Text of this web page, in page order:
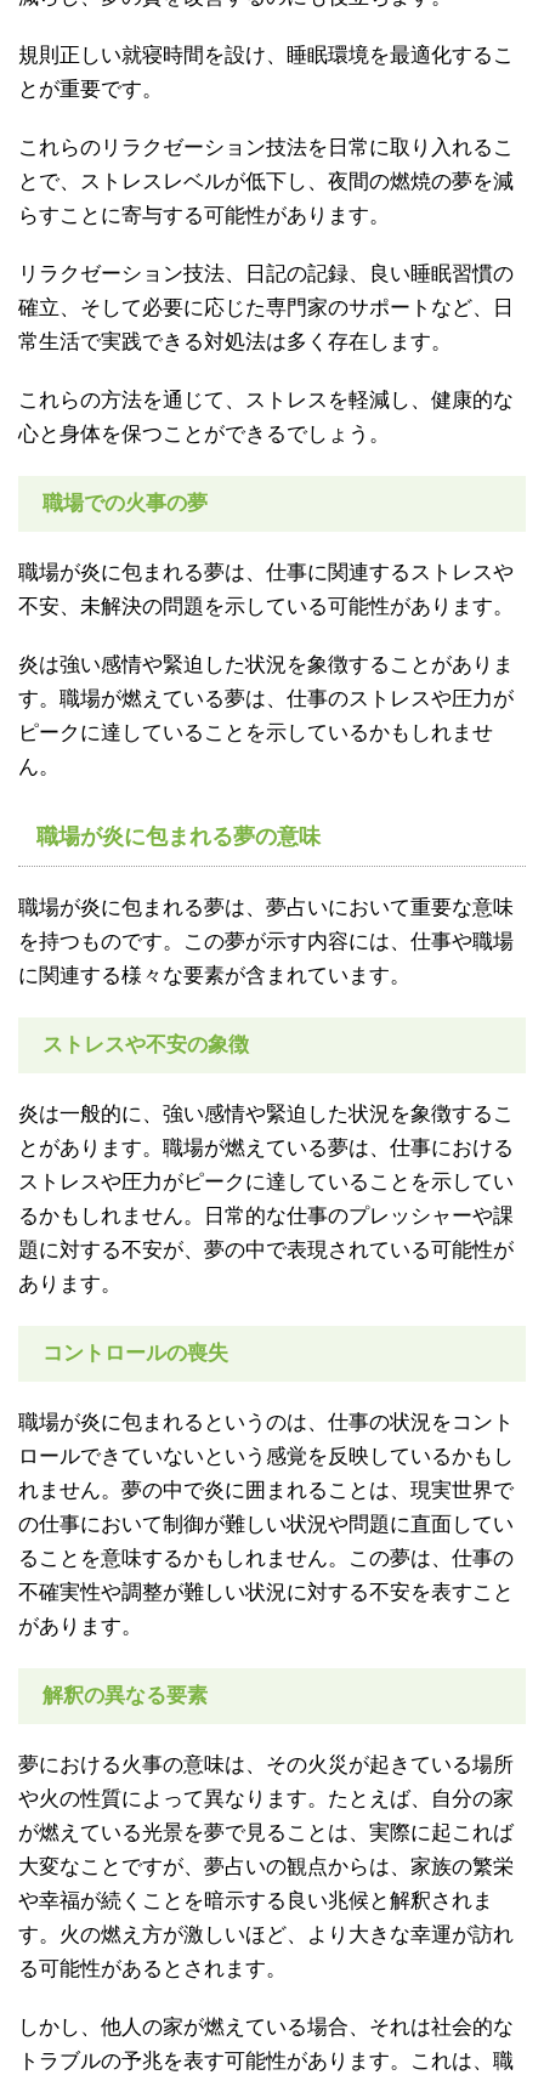
規則正しい就寝時間を設け、睡眠環境を最適化するこ
とが重要です。
これらのリラクゼーション技法を日常に取り入れるこ
とで、ストレスレベルが低下し、夜間の燃焼の夢を減
らすことに寄与する可能性があります。
リラクゼーション技法、日記の記録、良い睡眠習慣の
確立、そして必要に応じた専門家のサポートなど、日
常生活で実践できる対処法は多く存在します。
これらの方法を通じて、ストレスを軽減し、健康的な
心と身体を保つことができるでしょう。
職場での火事の夢
職場が炎に包まれる夢は、仕事に関連するストレスや
不安、未解決の問題を示している可能性があります。
炎は強い感情や緊迫した状況を象徴することがありま
す。職場が燃えている夢は、仕事のストレスや圧力が
ピークに達していることを示しているかもしれませ
ん。
職場が炎に包まれる夢の意味
職場が炎に包まれる夢は、夢占いにおいて重要な意味
を持つものです。この夢が示す内容には、仕事や職場
に関連する様々な要素が含まれています。
ストレスや不安の象徴
炎は一般的に、強い感情や緊迫した状況を象徴するこ
とがあります。職場が燃えている夢は、仕事における
ストレスや圧力がピークに達していることを示してい
るかもしれません。日常的な仕事のプレッシャーや課
題に対する不安が、夢の中で表現されている可能性が
あります。
コントロールの喪失
職場が炎に包まれるというのは、仕事の状況をコント
ロールできていないという感覚を反映しているかもし
れません。夢の中で炎に囲まれることは、現実世界で
の仕事において制御が難しい状況や問題に直面してい
ることを意味するかもしれません。この夢は、仕事の
不確実性や調整が難しい状況に対する不安を表すこと
があります。
解釈の異なる要素
夢における火事の意味は、その火災が起きている場所
や火の性質によって異なります。たとえば、自分の家
が燃えている光景を夢で見ることは、実際に起これば
大変なことですが、夢占いの観点からは、家族の繁栄
や幸福が続くことを暗示する良い兆候と解釈されま
す。火の燃え方が激しいほど、より大きな幸運が訪れ
る可能性があるとされます。
しかし、他人の家が燃えている場合、それは社会的な
トラブルの予兆を表す可能性があります。これは、職